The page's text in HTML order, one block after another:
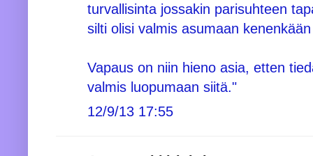
turvallisinta jossakin parisuhteen
silti olisi valmis asumaan
Vapaus on niin hieno asia, etten
valmis luopumaan siitä."
12/9/13 17:55